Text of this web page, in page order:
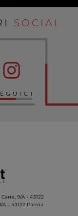
SOCIAL
Carra, 9/A - 43122
– 43122 Parma